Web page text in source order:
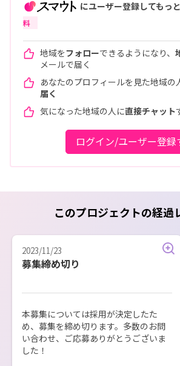
にユーザー登録してもっ
料
地域をフォローできるようになり、
メールで届く
あなたのプロフィールを見た地域の
届く
気になった地域の人に直接チャット
ログイン/ユーザー登録
このプロジェクトの経過
2023/11/23
募集締め切り
本募集については採用が決定したた
め、募集を締め切ります。多数のお問
い合わせ、ご応募ありがとうございま
した！